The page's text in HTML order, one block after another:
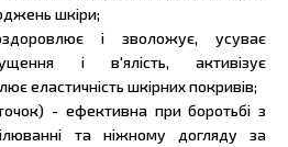
шкіри;
і зволожує, усуває
і в'ялість, активізує
еластичність шкірних покривів;
- ефективна при боротьбі з
та ніжному догляду за